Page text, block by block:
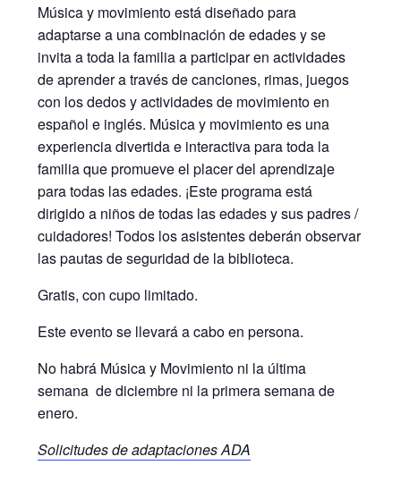
Música y movimiento está diseñado para
adaptarse a una combinación de edades y se
invita a toda la familia a participar en actividades
de aprender a través de canciones, rimas, juegos
con los dedos y actividades de movimiento en
español e inglés. Música y movimiento es una
experiencia divertida e interactiva para toda la
familia que promueve el placer del aprendizaje
para todas las edades. ¡Este programa está
dirigido a niños de todas las edades y sus padres /
cuidadores! Todos los asistentes deberán observar
las pautas de seguridad de la biblioteca.
Gratis, con cupo limitado.
Este evento se llevará a cabo en persona.
No habrá Música y Movimiento ni la última
semana de diciembre ni la primera semana de
enero.
Solicitudes de adaptaciones ADA